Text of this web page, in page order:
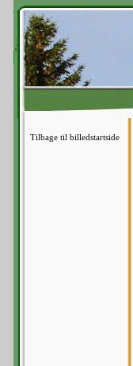
Tilbage til billedstartside